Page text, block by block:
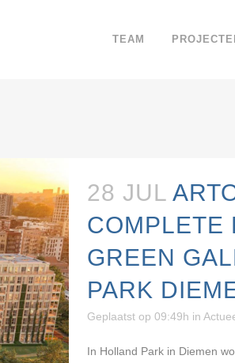
TEAM
28 JUL
COMPLETE
GREEN
PARK
Geplaatst op 09:49h in
In Holland Park in Diemen